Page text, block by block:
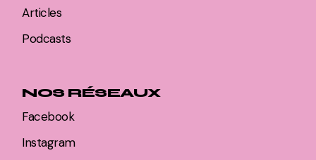
Articles
Podcasts
NOS RÉSEAUX
Facebook
Instagram